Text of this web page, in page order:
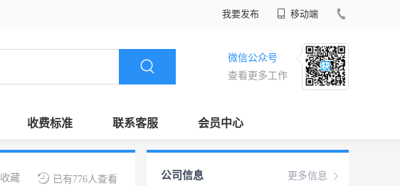
我要发布 移动端
微信公众号
查看更多工作
收费标准 联系客服 会员中心
已有776人查看
收藏 更多信息
公司信息